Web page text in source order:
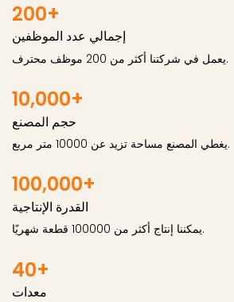
200+
إجمالي عدد الموظفين
︎يعمل في شركتنا أكثر من 200 موظف محترف.
10,000+
حجم المصنع
︎يغطي المصنع مساحة تزيد عن 10000 متر مربع.
100,000+
القدرة الإنتاجية
︎يمكننا إنتاج أكثر من 100000 قطعة شهريًا.
40+
معدات